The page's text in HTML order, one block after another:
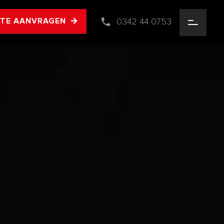
AANVRAGEN 0342 44 0753